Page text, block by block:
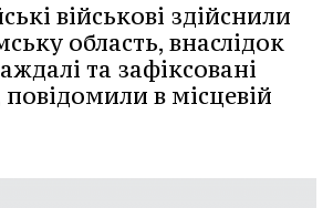
військові здійснили
область, внаслідок
та зафіксовані
в місцевій